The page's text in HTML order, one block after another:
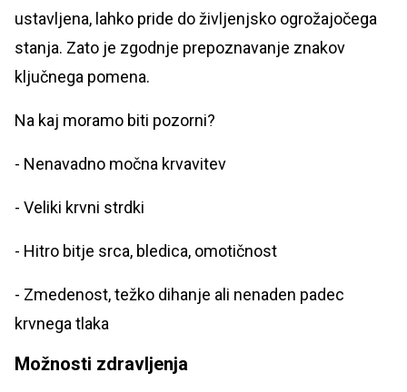
ustavljena, lahko pride do življenjsko ogrožajočega
stanja. Zato je zgodnje prepoznavanje znakov
ključnega pomena.
Na kaj moramo biti pozorni?
- Nenavadno močna krvavitev
- Veliki krvni strdki
- Hitro bitje srca, bledica, omotičnost
- Zmedenost, težko dihanje ali nenaden padec
krvnega tlaka
Možnosti zdravljenja